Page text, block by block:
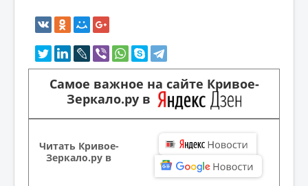
Самое важное на сайте Кривое-
Зеркало.ру в
Читать Кривое-
Зеркало.ру в